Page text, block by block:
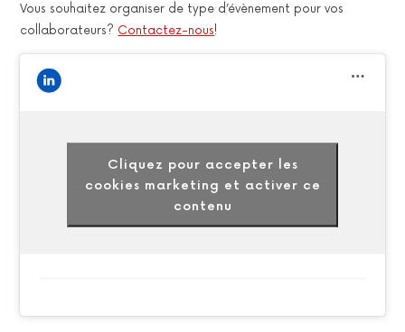
Vous souhaitez organiser de type d’évènement pour vos
collaborateurs? Contactez-nous!
Cliquez pour accepter les
cookies marketing et activer ce
contenu